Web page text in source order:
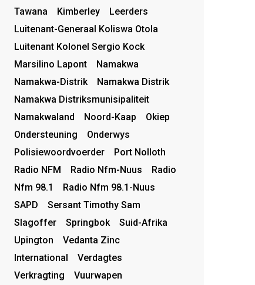
Tawana
Kimberley
Leerders
Luitenant-Generaal Koliswa Otola
Luitenant Kolonel Sergio Kock
Marsilino Lapont
Namakwa
Namakwa-Distrik
Namakwa Distrik
Namakwa Distriksmunisipaliteit
Namakwaland
Noord-Kaap
Okiep
Ondersteuning
Onderwys
Polisiewoordvoerder
Port Nolloth
Radio NFM
Radio Nfm-Nuus
Radio
Nfm 98.1
Radio Nfm 98.1-Nuus
SAPD
Sersant Timothy Sam
Slagoffer
Springbok
Suid-Afrika
Upington
Vedanta Zinc
International
Verdagtes
Verkragting
Vuurwapen